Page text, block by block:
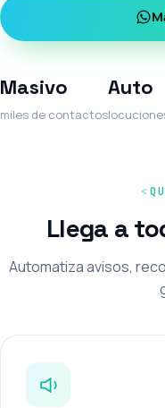
Masivo
miles de contactos
Auto
Llega a
Automatiza avisos,